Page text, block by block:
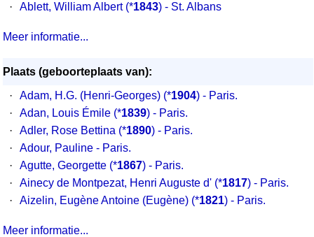
·
Ablett, William Albert (*1843) - St. Albans
Meer informatie...
Plaats (geboorteplaats van):
·
Adam, H.G. (Henri-Georges) (*1904) - Paris.
·
Adan, Louis Émile (*1839) - Paris.
·
Adler, Rose Bettina (*1890) - Paris.
·
Adour, Pauline - Paris.
·
Agutte, Georgette (*1867) - Paris.
·
Ainecy de Montpezat, Henri Auguste d' (*1817) - Paris.
·
Aizelin, Eugène Antoine (Eugène) (*1821) - Paris.
Meer informatie...